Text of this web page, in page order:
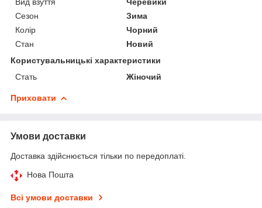
Сезон
Зима
Колір
Чорний
Стан
Новий
Користувальницькі характеристики
Стать
Жіночий
Приховати
Умови доставки
Доставка здійснюється тільки по передоплаті.
Нова Пошта
Всі умови доставки